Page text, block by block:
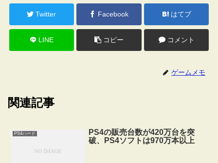
Twitter Facebook はてブ
LINE コピー コメント
ゲームメモ
関連記事
PS4ハード
PS4の販売台数が420万台を突
破、PS4ソフトは970万本以上